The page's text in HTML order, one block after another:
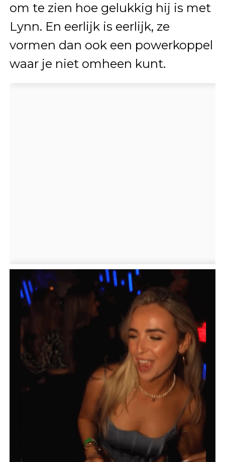
om te zien hoe gelukkig hij is met
Lynn. En eerlijk is eerlijk, ze
vormen dan ook een powerkoppel
waar je niet omheen kunt.